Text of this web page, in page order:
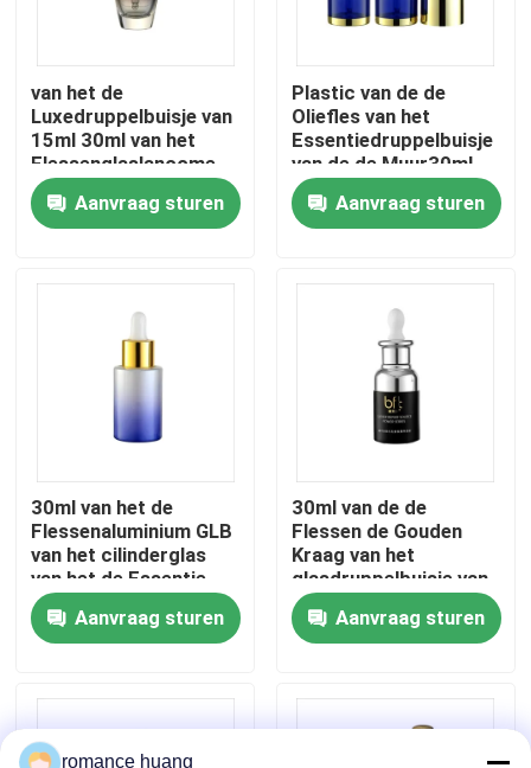
Thuis
Producten
Over ons
Vraag een offerte aan
Kosmetische Fles Zonder lucht
Kosmetische Roomkruik
van het de
Luxedruppelbuisje van
15ml 30ml van het
Flessenglaslancome
van het de Essentie
Lege Oog de
Dalingsfles
Aanvraag sturen
Plastic van de de
Oliefles van het
Essentiedruppelbuisje
van de de Muur30ml
50ml Cilinder Dubbele
het Druppelbuisjefles
Aanvraag sturen
30ml van het de
Flessenaluminium GLB
van het cilinderglas
van het de Essentie
Lege Glas het
Druppelbuisjeflessen
Aanvraag sturen
30ml van de de
Flessen de Gouden
Kraag van het
glasdruppelbuisje van
het de Essentieglas
Fles Zilveren GLB
Aanvraag sturen
romance huang